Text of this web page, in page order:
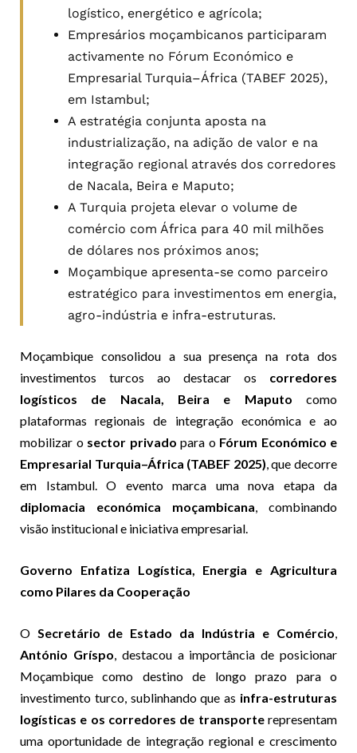
logístico, energético e agrícola;
Empresários moçambicanos participaram
activamente no Fórum Económico e
Empresarial Turquia–África (TABEF 2025),
em Istambul;
A estratégia conjunta aposta na
industrialização, na adição de valor e na
integração regional através dos corredores
de Nacala, Beira e Maputo;
A Turquia projeta elevar o volume de
comércio com África para 40 mil milhões
de dólares nos próximos anos;
Moçambique apresenta-se como parceiro
estratégico para investimentos em energia,
agro-indústria e infra-estruturas.
Moçambique consolidou a sua presença na rota dos
investimentos turcos ao destacar os corredores
logísticos de Nacala, Beira e Maputo como
plataformas regionais de integração económica e ao
mobilizar o sector privado para o Fórum Económico e
Empresarial Turquia–África (TABEF 2025), que decorre
em Istambul. O evento marca uma nova etapa da
diplomacia económica moçambicana, combinando
visão institucional e iniciativa empresarial.
Governo Enfatiza Logística, Energia e Agricultura
como Pilares da Cooperação
O Secretário de Estado da Indústria e Comércio,
António Gríspo, destacou a importância de posicionar
Moçambique como destino de longo prazo para o
investimento turco, sublinhando que as infra-estruturas
logísticas e os corredores de transporterepresentam
uma oportunidade de integração regional e crescimento